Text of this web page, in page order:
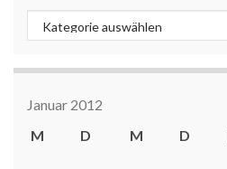
Kategorien
Januar 2012
M
D M D